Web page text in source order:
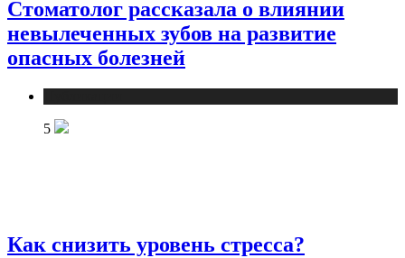
Стоматолог рассказала о влиянии
невылеченных зубов на развитие
опасных болезней
5
Как снизить уровень стресса?